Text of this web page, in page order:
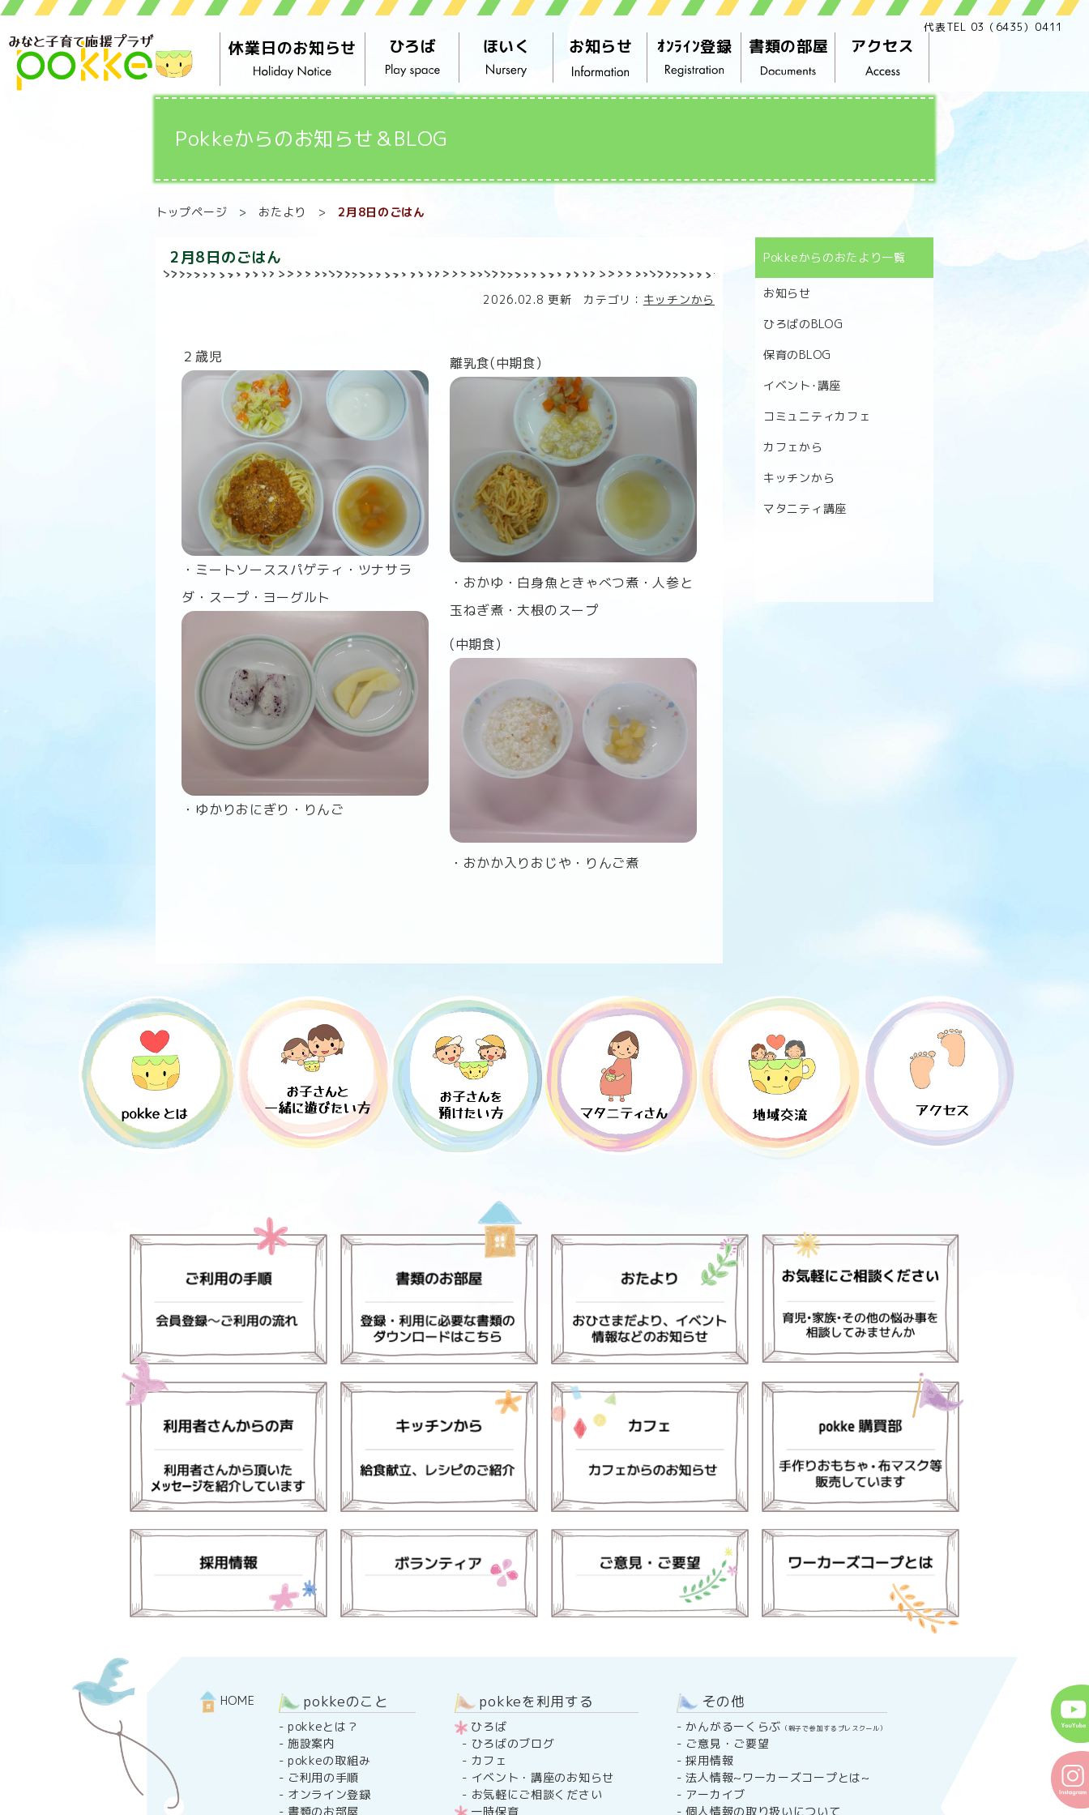
代表TEL 03（6435）0411
休業日のお知らせ ひろば ほいく お知らせ ｵﾝﾗｲﾝ登録 書類の部屋 アクセス
Pokkeからのお知らせ＆BLOG
トップページ > おたより > 2月8日のごはん
2月8日のごはん
2026.02.8 更新 カテゴリ： キッチンから
２歳児
・ミートソーススパゲティ・ツナサラ
ダ・スープ・ヨーグルト
・ゆかりおにぎり・りんご
離乳食(中期食)
・おかゆ・白身魚ときゃべつ煮・人参と
玉ねぎ煮・大根のスープ
(中期食)
・おかか入りおじや ・りんご煮
Pokkeからのおたより一覧
お知らせ
ひろばのBLOG
保育のBLOG
イベント･講座
コミュニティカフェ
カフェから
キッチンから
マタニティ講座
HOME pokkeのこと
- pokkeとは？
- 施設案内
- pokkeの取組み
- ご利用の手順
- オンライン登録
- 書類のお部屋
pokkeを利用する
ひろば
- ひろばのブログ
- カフェ
- イベント・講座のお知らせ
- お気軽にご相談ください
一時保育
その他
- かんがるーくらぶ （親子で参加するプレスクール）
- ご意見・ご要望
-採用情報
-法人情報~ワーカーズコープとは~
- アーカイブ
-個人情報の取り扱いについて